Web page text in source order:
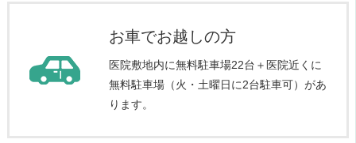
お車でお越しの方
医院敷地内に無料駐車場22台＋医院近くに
無料駐車場（火・土曜日に2台駐車可）があ
ります。